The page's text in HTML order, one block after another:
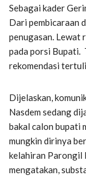
Sebagai kader
Dari pembicaraan
penugasan. Lewat
pada porsi Bupati.
rekomendasi
Dijelaskan,
Nasdem sedang
bakal calon bupati
mungkin dirinya
kelahiran Parongil
mengatakan,